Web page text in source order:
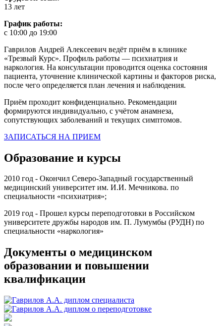
13 лет
График работы:
с 10:00 до 19:00
Гаврилов Андрей Алексеевич ведёт приём в клинике
«Трезвый Курс». Профиль работы — психиатрия и
наркология. На консультации проводится оценка состояния
пациента, уточнение клинической картины и факторов риска,
после чего определяется план лечения и наблюдения.
Приём проходит конфиденциально. Рекомендации
формируются индивидуально, с учётом анамнеза,
сопутствующих заболеваний и текущих симптомов.
ЗАПИСАТЬСЯ НА ПРИЕМ
Образование и курсы
2010 год - Окончил Северо-Западный государственный
медицинский университет им. И.И. Мечникова. по
специальности «психиатрия»;
2019 год - Прошел курсы переподготовки в Российском
университете дружбы народов им. П. Лумумбы (РУДН) по
специальности «наркология»
Документы о медицинском
образовании и повышении
квалификации